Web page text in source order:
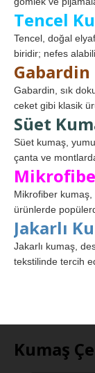
Tencel
Tencel, doğal
biridir; nefes
Gabardin, sık
ceket gibi klasik
Süet
Süet kumaş,
çanta ve
Mikrofiber kumaş,
ürünlerde
Jakarlı
Jakarlı kumaş,
tekstilinde tercih
Kumaş